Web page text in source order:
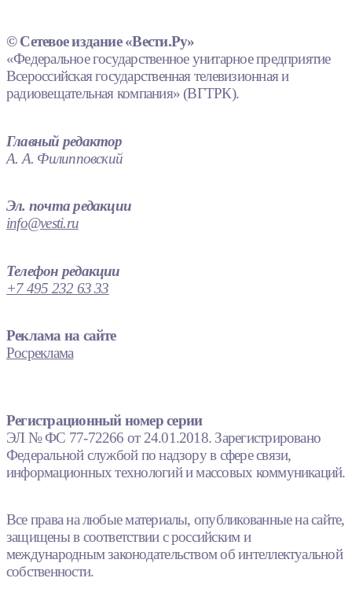
© Сетевое издание «Вести.Ру»
«Федеральное государственное унитарное предприятие
Всероссийская государственная телевизионная и
радиовещательная компания» (ВГТРК).
Главный редактор
А. А. Филипповский
Эл. почта редакции
info@vesti.ru
Телефон редакции
+7 495 232 63 33
Реклама на сайте
Росреклама
Регистрационный номер серии
ЭЛ № ФС 77-72266 от 24.01.2018. Зарегистрировано
Федеральной службой по надзору в сфере связи,
информационных технологий и массовых коммуникаций.
Все права на любые материалы, опубликованные на сайте,
защищены в соответствии с российским и
международным законодательством об интеллектуальной
собственности.